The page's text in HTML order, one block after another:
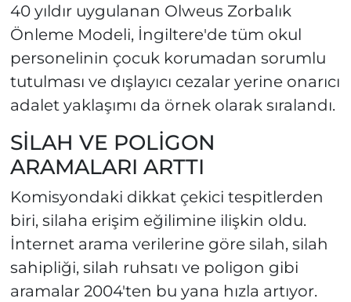
40 yıldır uygulanan Olweus Zorbalık
Önleme Modeli, İngiltere'de tüm okul
personelinin çocuk korumadan sorumlu
tutulması ve dışlayıcı cezalar yerine onarıcı
adalet yaklaşımı da örnek olarak sıralandı.
SİLAH VE POLİGON
ARAMALARI ARTTI
Komisyondaki dikkat çekici tespitlerden
biri, silaha erişim eğilimine ilişkin oldu.
İnternet arama verilerine göre silah, silah
sahipliği, silah ruhsatı ve poligon gibi
aramalar 2004'ten bu yana hızla artıyor.